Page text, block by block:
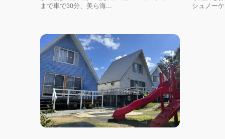
まで車で30分、美ら海...
シュノー